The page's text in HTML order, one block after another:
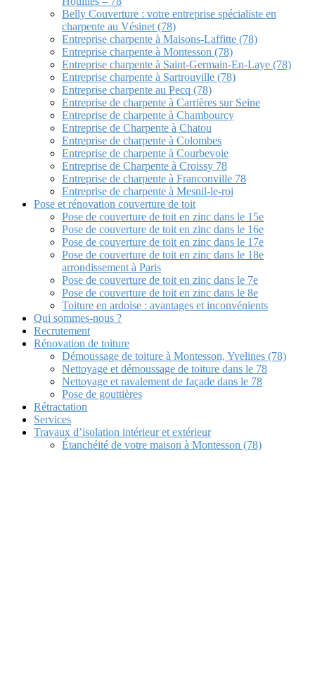
Belly Couverture : votre entreprise spécialiste en
charpente au Vésinet (78)
Entreprise charpente à Maisons-Laffitte (78)
Entreprise charpente à Montesson (78)
Entreprise charpente à Saint-Germain-En-Laye (78)
Entreprise charpente à Sartrouville (78)
Entreprise charpente au Pecq (78)
Entreprise de charpente à Carrières sur Seine
Entreprise de charpente à Chambourcy
Entreprise de Charpente à Chatou
Entreprise de charpente à Colombes
Entreprise de charpente à Courbevoie
Entreprise de Charpente à Croissy 78
Entreprise de charpente à Franconville 78
Entreprise de charpente à Mesnil-le-roi
Pose et rénovation couverture de toit
Pose de couverture de toit en zinc dans le 15e
Pose de couverture de toit en zinc dans le 16e
Pose de couverture de toit en zinc dans le 17e
Pose de couverture de toit en zinc dans le 18e
arrondissement à Paris
Pose de couverture de toit en zinc dans le 7e
Pose de couverture de toit en zinc dans le 8e
Toiture en ardoise : avantages et inconvénients
Qui sommes-nous ?
Recrutement
Rénovation de toiture
Démoussage de toiture à Montesson, Yvelines (78)
Nettoyage et démoussage de toiture dans le 78
Nettoyage et ravalement de façade dans le 78
Pose de gouttières
Rétractation
Services
Travaux d’isolation intérieur et extérieur
Étanchéité de votre maison à Montesson (78)